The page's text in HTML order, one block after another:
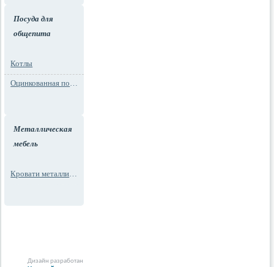
Посуда для
общепита
Котлы
Оцинкованная посуда
Металлическая
мебель
Кровати металлические
Дизайн разработан